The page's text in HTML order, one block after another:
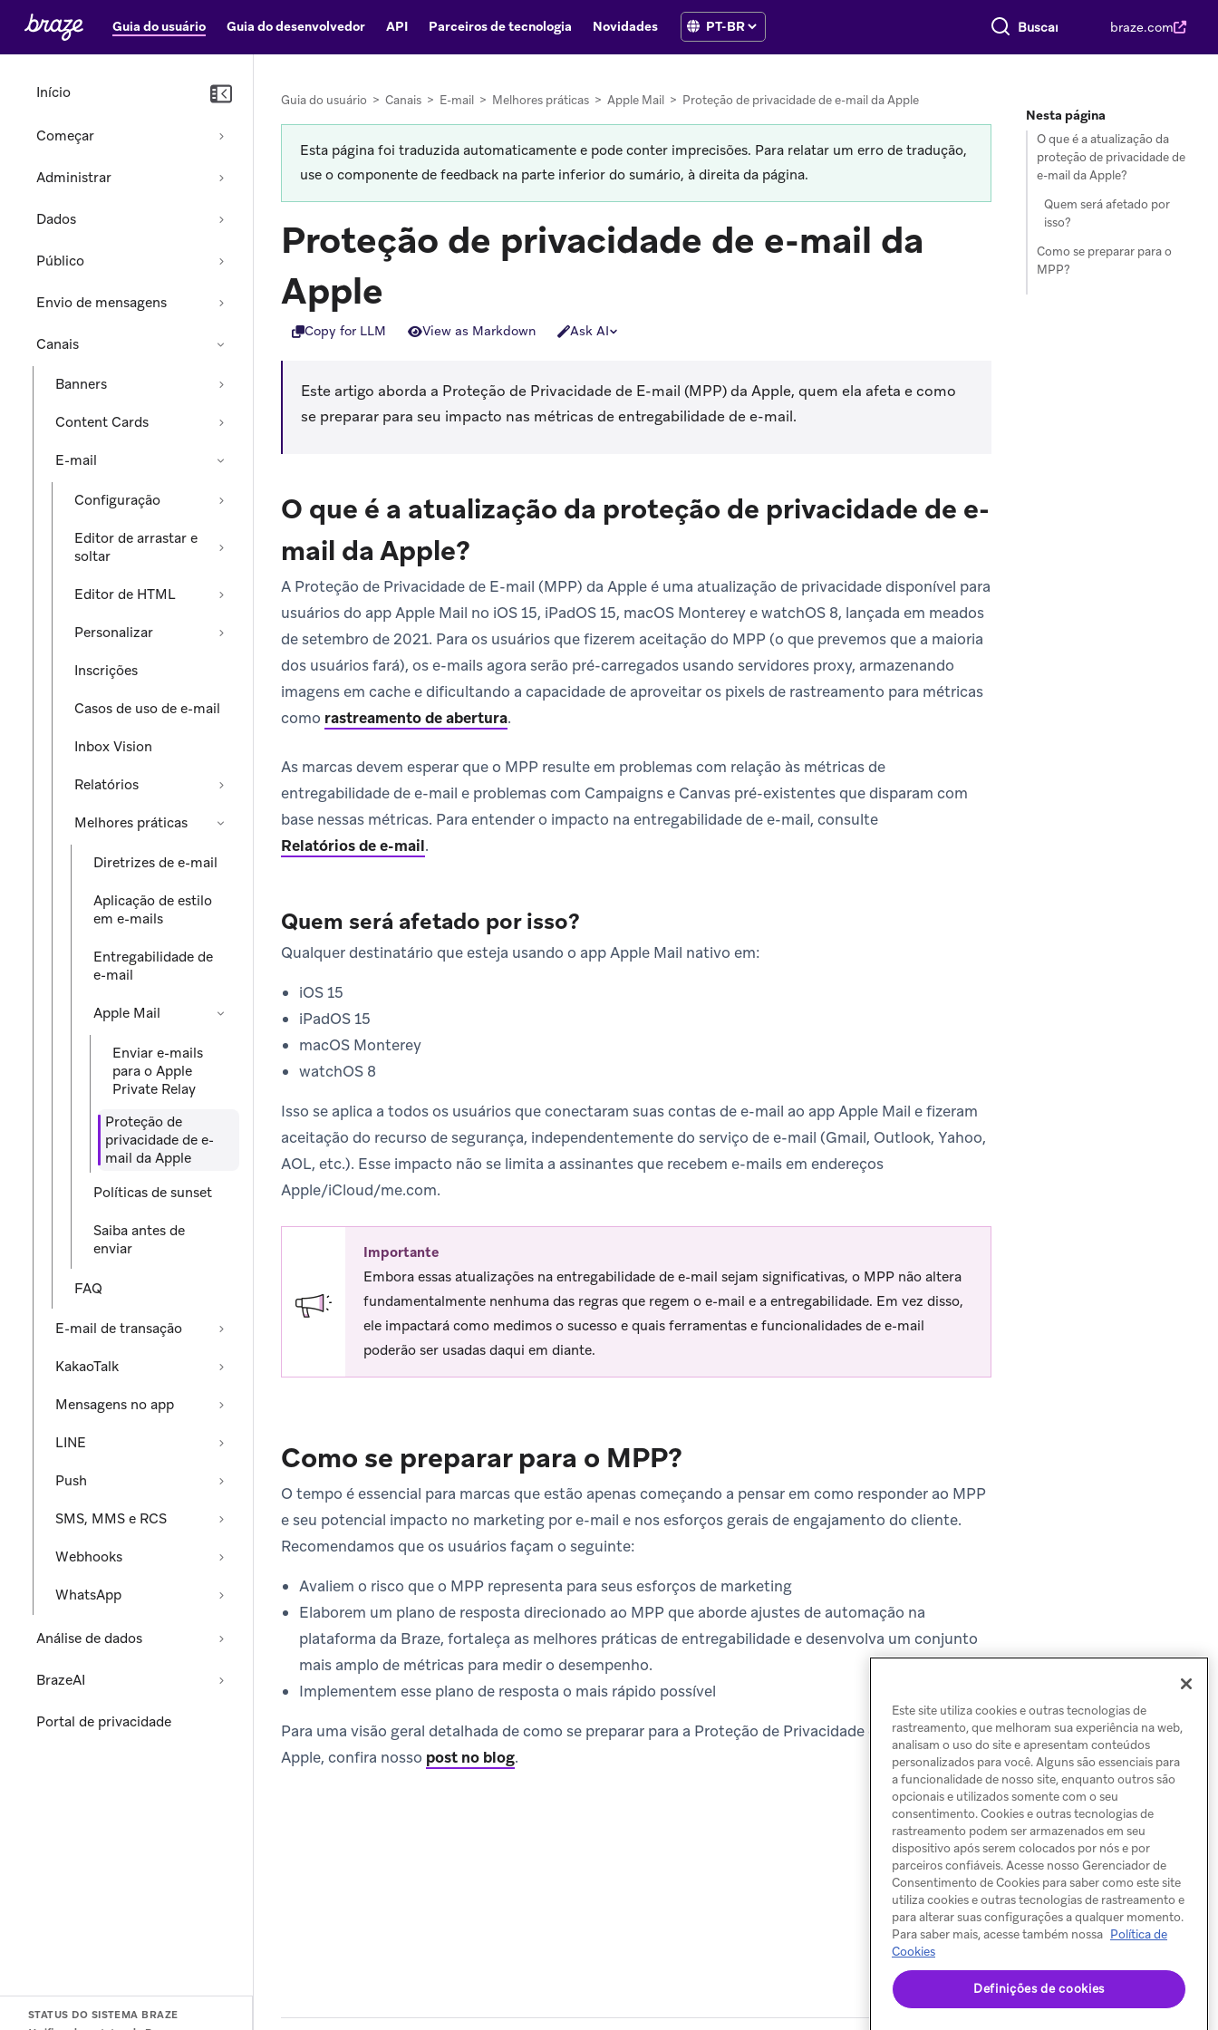
Guia do usuário Guia do desenvolvedor API Parceiros de tecnologia Novidades Buscar tudo braze.com
Início
Começar
Administrar
Dados
Público
Envio de mensagens
Canais
Banners
Content Cards
E-mail
Configuração
Editor de arrastar e
soltar
Editor de HTML
Personalizar
Inscrições
Casos de uso de e-mail
Inbox Vision
Relatórios
Melhores práticas
Diretrizes de e-mail
Aplicação de estilo
em e-mails
Entregabilidade de
e-mail
Apple Mail
Enviar e-mails
para o Apple
Private Relay
Proteção de
privacidade de e-
mail da Apple
Políticas de sunset
Saiba antes de
enviar
FAQ
E-mail de transação
KakaoTalk
Mensagens no app
LINE
Push
SMS, MMS e RCS
Webhooks
WhatsApp
Análise de dados
BrazeAI
Portal de privacidade
STATUS DO SISTEMA BRAZE
Guia do usuário > Canais > E-mail > Melhores práticas > Apple Mail > Proteção de privacidade de e-mail da Apple
Esta página foi traduzida automaticamente e pode conter imprecisões. Para relatar um erro de tradução,
use o componente de feedback na parte inferior do sumário, à direita da página.
Proteção de privacidade de e-mail da
Apple
Copy for LLM View as Markdown Ask AI
Este artigo aborda a Proteção de Privacidade de E-mail (MPP) da Apple, quem ela afeta e como
se preparar para seu impacto nas métricas de entregabilidade de e-mail.
O que é a atualização da proteção de privacidade de e-
mail da Apple?
A Proteção de Privacidade de E-mail (MPP) da Apple é uma atualização de privacidade disponível para
usuários do app Apple Mail no iOS 15, iPadOS 15, macOS Monterey e watchOS 8, lançada em meados
de setembro de 2021. Para os usuários que fizerem aceitação do MPP (o que prevemos que a maioria
dos usuários fará), os e-mails agora serão pré-carregados usando servidores proxy, armazenando
imagens em cache e dificultando a capacidade de aproveitar os pixels de rastreamento para métricas
como rastreamento de abertura.
As marcas devem esperar que o MPP resulte em problemas com relação às métricas de
entregabilidade de e-mail e problemas com Campaigns e Canvas pré-existentes que disparam com
base nessas métricas. Para entender o impacto na entregabilidade de e-mail, consulte
Relatórios de e-mail.
Quem será afetado por isso?
Qualquer destinatário que esteja usando o app Apple Mail nativo em:
iOS 15
iPadOS 15
macOS Monterey
watchOS 8
Isso se aplica a todos os usuários que conectaram suas contas de e-mail ao app Apple Mail e fizeram
aceitação do recurso de segurança, independentemente do serviço de e-mail (Gmail, Outlook, Yahoo,
AOL, etc.). Esse impacto não se limita a assinantes que recebem e-mails em endereços
Apple/iCloud/me.com.
Importante
Embora essas atualizações na entregabilidade de e-mail sejam significativas, o MPP não altera
fundamentalmente nenhuma das regras que regem o e-mail e a entregabilidade. Em vez disso,
ele impactará como medimos o sucesso e quais ferramentas e funcionalidades de e-mail
poderão ser usadas daqui em diante.
Como se preparar para o MPP?
O tempo é essencial para marcas que estão apenas começando a pensar em como responder ao MPP
e seu potencial impacto no marketing por e-mail e nos esforços gerais de engajamento do cliente.
Recomendamos que os usuários façam o seguinte:
Avaliem o risco que o MPP representa para seus esforços de marketing
Elaborem um plano de resposta direcionado ao MPP que aborde ajustes de automação na
plataforma da Braze, fortaleça as melhores práticas de entregabilidade e desenvolva um conjunto
mais amplo de métricas para medir o desempenho.
Implementem esse plano de resposta o mais rápido possível
Para uma visão geral detalhada de como se preparar para a Proteção de Privacidade de E-mail da
Apple, confira nosso post no blog.
Nesta página
O que é a atualização da
proteção de privacidade de
e-mail da Apple?
Quem será afetado por
isso?
Como se preparar para o
MPP?
Este site utiliza cookies e outras tecnologias de
rastreamento, que melhoram sua experiência na web,
analisam o uso do site e apresentam conteúdos
personalizados para você. Alguns são essenciais para
a funcionalidade de nosso site, enquanto outros são
opcionais e utilizados somente com o seu
consentimento. Cookies e outras tecnologias de
rastreamento podem ser armazenados em seu
dispositivo após serem colocados por nós e por
parceiros confiáveis. Acesse nosso Gerenciador de
Consentimento de Cookies para saber como este site
utiliza cookies e outras tecnologias de rastreamento e
para alterar suas configurações a qualquer momento.
Para saber mais, acesse também nossa Política de
Cookies
Definições de cookies